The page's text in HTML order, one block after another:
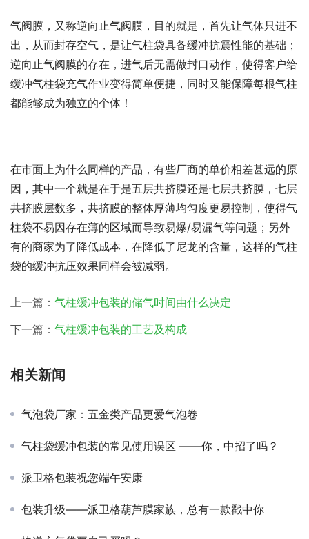
气阀膜，又称逆向止气阀膜，目的就是，首先让气体只进不
出，从而封存空气，是让气柱袋具备缓冲抗震性能的基础；
逆向止气阀膜的存在，进气后无需做封口动作，使得客户给
缓冲气柱袋充气作业变得简单便捷，同时又能保障每根气柱
都能够成为独立的个体！
在市面上为什么同样的产品，有些厂商的单价相差甚远的原
因，其中一个就是在于是五层共挤膜还是七层共挤膜，七层
共挤膜层数多，共挤膜的整体厚薄均匀度更易控制，使得气
柱袋不易因存在薄的区域而导致易爆/易漏气等问题；另外
有的商家为了降低成本，在降低了尼龙的含量，这样的气柱
袋的缓冲抗压效果同样会被减弱。
上一篇： 气柱缓冲包装的储气时间由什么决定
下一篇： 气柱缓冲包装的工艺及构成
相关新闻
气泡袋厂家：五金类产品更爱气泡卷
气柱袋缓冲包装的常见使用误区 ——你，中招了吗？
派卫格包装祝您端午安康
包装升级——派卫格葫芦膜家族，总有一款戳中你